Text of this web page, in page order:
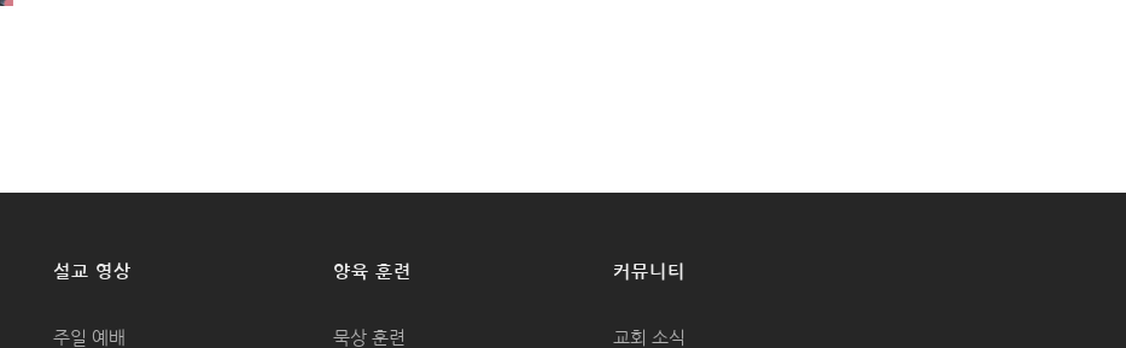
설교 영상
주일 예배
양육 훈련
묵상 훈련
커뮤니티
교회 소식